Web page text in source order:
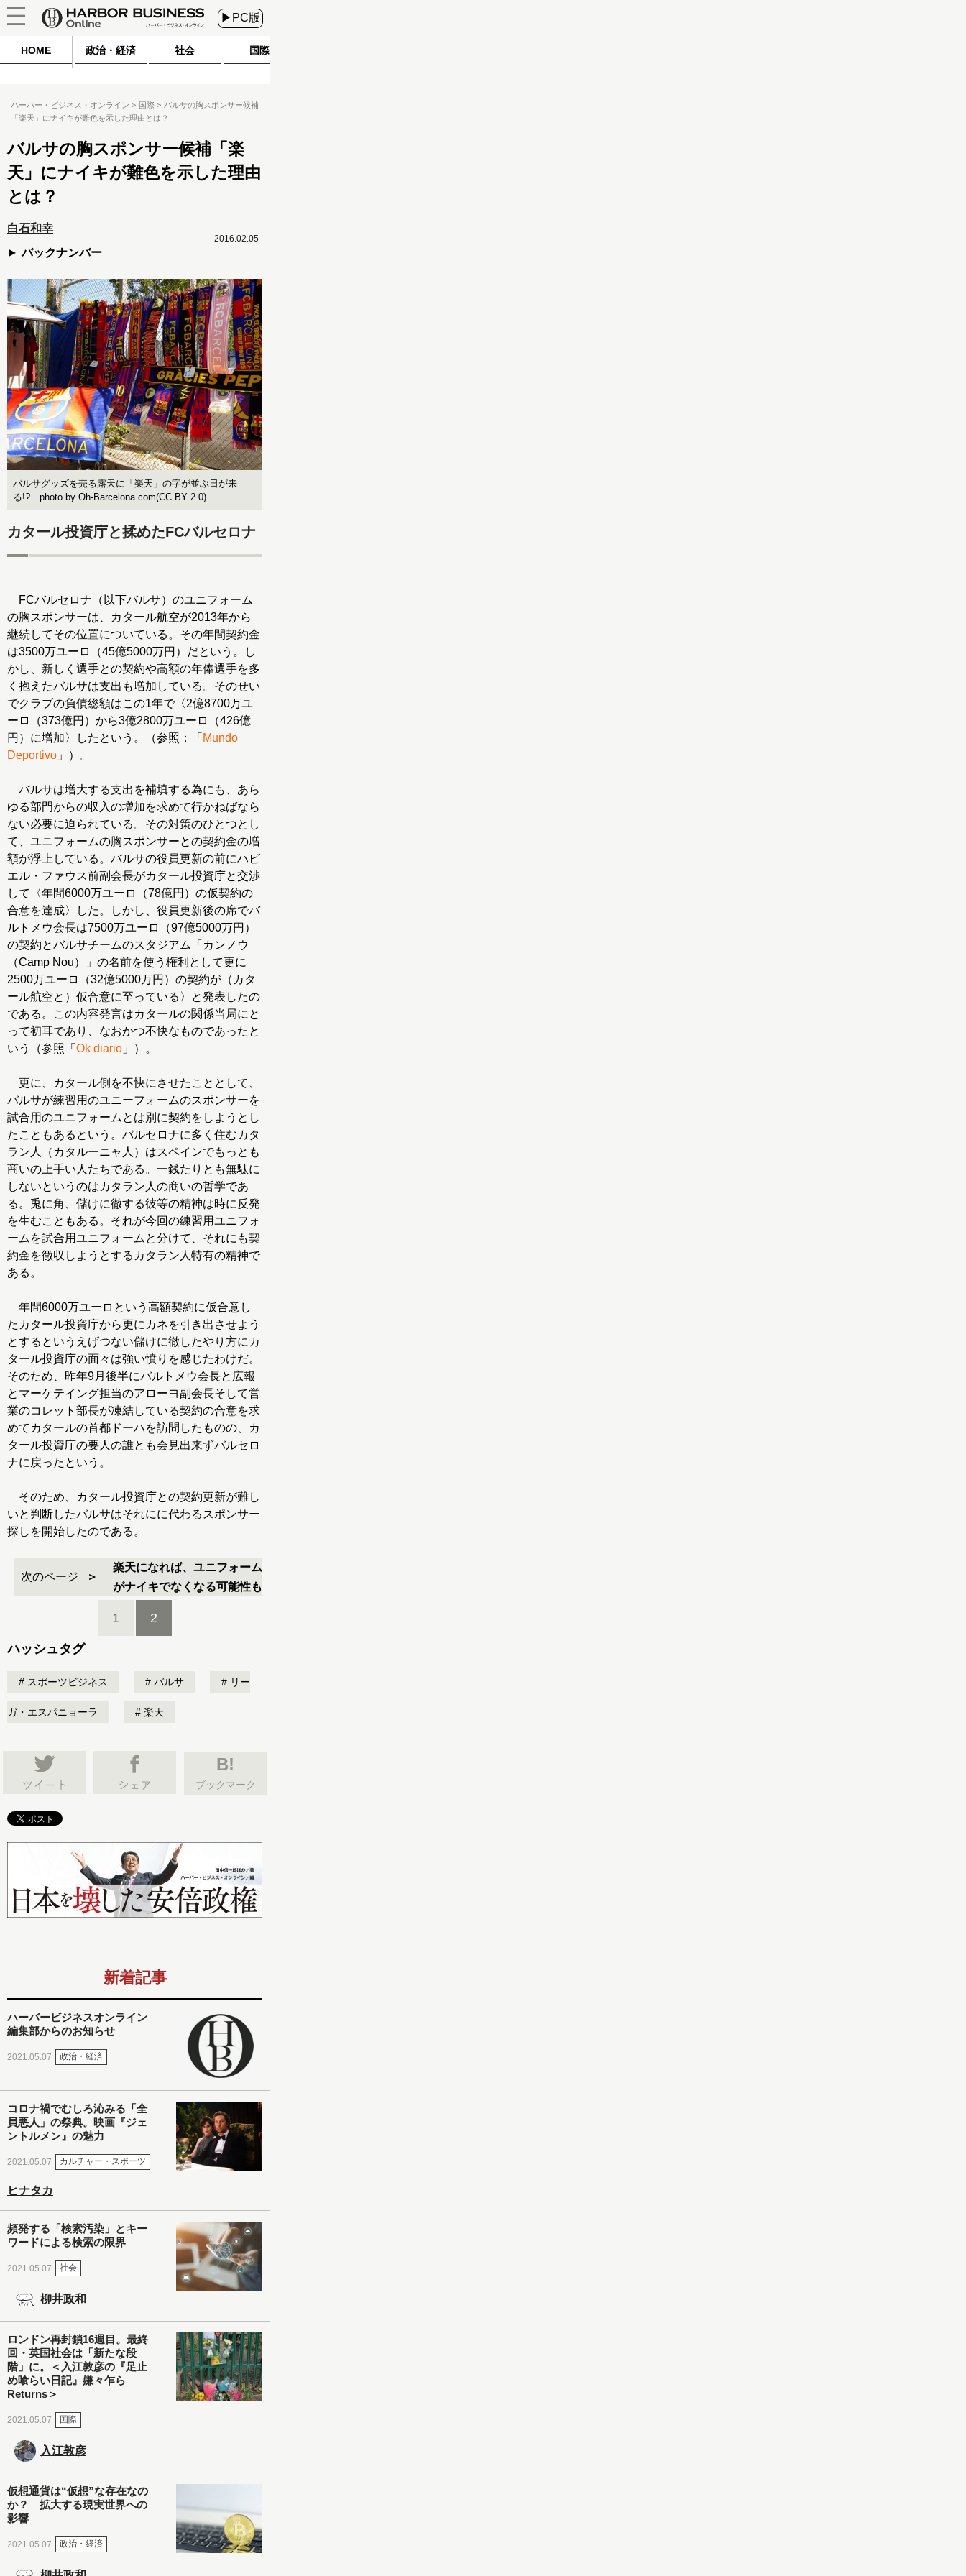
▶PC版
HOME 政治・経済 社会 国際
ハーバー・ビジネス・オンライン 国際
バルサの胸スポンサー候補
「楽天」にナイキが難色を示した理由とは？
バルサの胸スポンサー候補「楽
天」にナイキが難色を示した理由
とは？
白石和幸
バックナンバー
2016.02.05
バルサグッズを売る露天に「楽天」の字が並ぶ日が来
る!? photo by Oh-Barcelona.com(CC BY 2.0)
カタール投資庁と揉めたFCバルセロナ
FCバルセロナ（以下バルサ）のユニフォーム
の胸スポンサーは、カタール航空が2013年から
継続してその位置についている。その年間契約金
は3500万ユーロ（45億5000万円）だという。し
かし、新しく選手との契約や高額の年俸選手を多
く抱えたバルサは支出も増加している。そのせい
でクラブの負債総額はこの1年で〈2億8700万ユ
ーロ（373億円）から3億2800万ユーロ（426億
円）に増加〉したという。（参照：「 Mundo
Deportivo 」）。
バルサは増大する支出を補填する為にも、あら
ゆる部門からの収入の増加を求めて行かねばなら
ない必要に迫られている。その対策のひとつとし
て、ユニフォームの胸スポンサーとの契約金の増
額が浮上している。バルサの役員更新の前にハビ
エル・ファウス前副会長がカタール投資庁と交渉
して〈年間6000万ユーロ（78億円）の仮契約の
合意を達成〉した。しかし、役員更新後の席でバ
ルトメウ会長は7500万ユーロ（97億5000万円）
の契約とバルサチームのスタジアム「カンノウ
（Camp Nou）」の名前を使う権利として更に
2500万ユーロ（32億5000万円）の契約が（カタ
ール航空と）仮合意に至っている〉と発表したの
である。この内容発言はカタールの関係当局にと
って初耳であり、なおかつ不快なものであったと
いう（参照「 Ok diario 」）。
更に、カタール側を不快にさせたこととして、
バルサが練習用のユニーフォームのスポンサーを
試合用のユニフォームとは別に契約をしようとし
たこともあるという。バルセロナに多く住むカタ
ラン人（カタルーニャ人）はスペインでもっとも
商いの上手い人たちである。一銭たりとも無駄に
しないというのはカタラン人の商いの哲学であ
る。兎に角、儲けに徹する彼等の精神は時に反発
を生むこともある。それが今回の練習用ユニフォ
ームを試合用ユニフォームと分けて、それにも契
約金を徴収しようとするカタラン人特有の精神で
ある。
年間6000万ユーロという高額契約に仮合意し
たカタール投資庁から更にカネを引き出させよう
とするというえげつない儲けに徹したやり方にカ
タール投資庁の面々は強い憤りを感じたわけだ。
そのため、昨年9月後半にバルトメウ会長と広報
とマーケテイング担当のアローヨ副会長そして営
業のコレット部長が凍結している契約の合意を求
めてカタールの首都ドーハを訪問したものの、カ
タール投資庁の要人の誰とも会見出来ずバルセロ
ナに戻ったという。
そのため、カタール投資庁との契約更新が難し
いと判断したバルサはそれにに代わるスポンサー
探しを開始したのである。
次のページ
楽天になれば、ユニフォーム
がナイキでなくなる可能性も
1 2
ハッシュタグ
スポーツビジネス バルサ リー
ガ・エスパニョーラ 楽天
B!
ブックマーク
新着記事
ハーバービジネスオンライン
編集部からのお知らせ
2021.05.07 政治・経済
コロナ禍でむしろ沁みる「全
員悪人」の祭典。映画『ジェ
ントルメン』の魅力
2021.05.07 カルチャー・スポーツ
ヒナタカ
頻発する「検索汚染」とキー
ワードによる検索の限界
2021.05.07 社会
柳井政和
ロンドン再封鎖16週目。最終
回・英国社会は「新たな段
階」に。＜入江敦彦の『足止
め喰らい日記』嫌々乍ら
Returns＞
2021.05.07 国際
入江敦彦
仮想通貨は“仮想”な存在なの
か？ 拡大する現実世界への
影響
2021.05.07 政治・経済